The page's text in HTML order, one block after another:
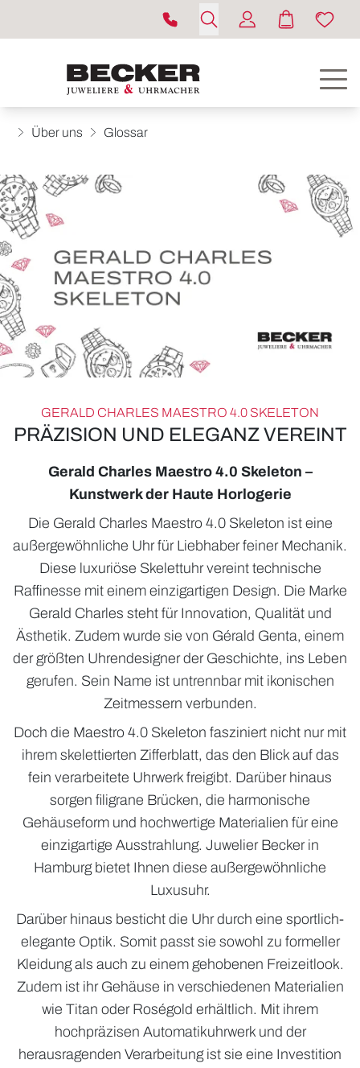
ROLEX
UHREN
SCHMUCK
HOCHZEIT
ACCESSOIRES
ÜBER UNS
Über uns Glossar
GERALD CHARLES MAESTRO 4.0 SKELETON
PRÄZISION UND ELEGANZ VEREINT
Gerald Charles Maestro 4.0 Skeleton –
Kunstwerk der Haute Horlogerie
Die Gerald Charles Maestro 4.0 Skeleton ist eine
außergewöhnliche Uhr für Liebhaber feiner Mechanik.
Diese luxuriöse Skelettuhr vereint technische
Raffinesse mit einem einzigartigen Design. Die Marke
Gerald Charles steht für Innovation, Qualität und
Ästhetik. Zudem wurde sie von Gérald Genta, einem
der größten Uhrendesigner der Geschichte, ins Leben
gerufen. Sein Name ist untrennbar mit ikonischen
Zeitmessern verbunden.
Doch die Maestro 4.0 Skeleton fasziniert nicht nur mit
ihrem skelettierten Zifferblatt, das den Blick auf das
fein verarbeitete Uhrwerk freigibt. Darüber hinaus
sorgen filigrane Brücken, die harmonische
Gehäuseform und hochwertige Materialien für eine
einzigartige Ausstrahlung. Juwelier Becker in
Hamburg bietet Ihnen diese außergewöhnliche
Luxusuhr.
Darüber hinaus besticht die Uhr durch eine sportlich-
elegante Optik. Somit passt sie sowohl zu formeller
Kleidung als auch zu einem gehobenen Freizeitlook.
Zudem ist ihr Gehäuse in verschiedenen Materialien
wie Titan oder Roségold erhältlich. Mit ihrem
hochpräzisen Automatikuhrwerk und der
herausragenden Verarbeitung ist sie eine Investition